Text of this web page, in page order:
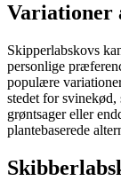
Variationer
Skipperlabskovs
personlige
populære
stedet for svinekød,
grøntsager eller
plantebaserede